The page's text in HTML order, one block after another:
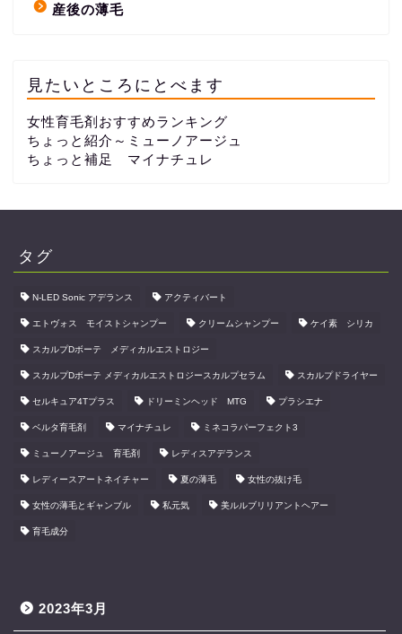
産後の薄毛
見たいところにとべます
女性育毛剤おすすめランキング
ちょっと紹介～ミューノアージュ
ちょっと補足 マイナチュレ
タグ
N-LED Sonic アデランス アクティバート
エトヴォス モイストシャンプー クリームシャンプー ケイ素 シリカ
スカルプDボーテ メディカルエストロジー
スカルプDボーテ メディカルエストロジースカルプセラム スカルプドライヤー
セルキュア4Tプラス ドリーミンヘッド MTG プラシエナ
ベルタ育毛剤 マイナチュレ ミネコラパーフェクト3
ミューノアージュ 育毛剤 レディスアデランス
レディースアートネイチャー 夏の薄毛 女性の抜け毛
女性の薄毛とギャンブル 私元気 美ルルブリリアントヘアー
育毛成分
2023年3月